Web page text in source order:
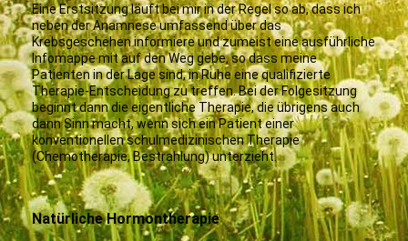
Eine Erstsitzung läuft bei mir in der Regel so ab, dass ich
neben der Anamnese umfassend über das
Krebsgeschehen informiere und zumeist eine ausführliche
Infomappe mit auf den Weg gebe, so dass meine
Patienten in der Lage sind, in Ruhe eine qualifizierte
Therapie-Entscheidung zu treffen. Bei der Folgesitzung
beginnt dann die eigentliche Therapie, die übrigens auch
dann Sinn macht, wenn sich ein Patient einer
konventionellen schulmedizinischen Therapie
(Chemotherapie, Bestrahlung) unterzieht.
Natürliche Hormontherapie